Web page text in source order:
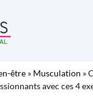
être » Musculation »
avec ces 4